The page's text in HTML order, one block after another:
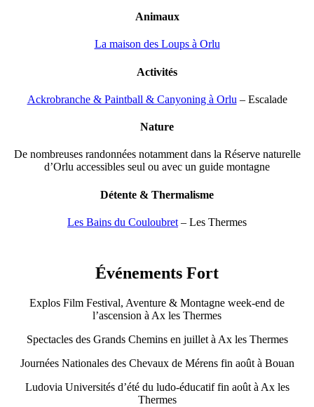
Animaux
La maison des Loups à Orlu
Activités
Ackrobranche & Paintball & Canyoning à Orlu – Escalade
Nature
De nombreuses randonnées notamment dans la Réserve naturelle
d’Orlu accessibles seul ou avec un guide montagne
Détente & Thermalisme
Les Bains du Couloubret – Les Thermes
Événements Fort
Explos Film Festival, Aventure & Montagne week-end de
l’ascension à Ax les Thermes
Spectacles des Grands Chemins en juillet à Ax les Thermes
Journées Nationales des Chevaux de Mérens fin août à Bouan
Ludovia Universités d’été du ludo-éducatif fin août à Ax les
Thermes